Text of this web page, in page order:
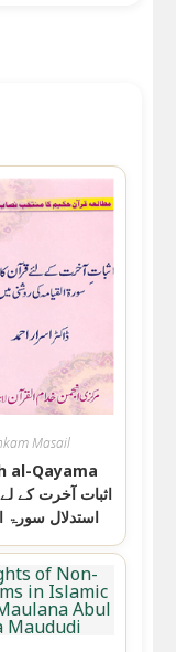
Masail
al-Qayama
اثبات آخرت کے
استدلال سورۃ